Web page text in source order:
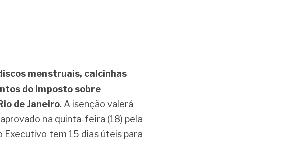
menstruais, calcinhas
do Imposto sobre
de Janeiro. A isenção valerá
na quinta-feira (18) pela
Executivo tem 15 dias úteis para